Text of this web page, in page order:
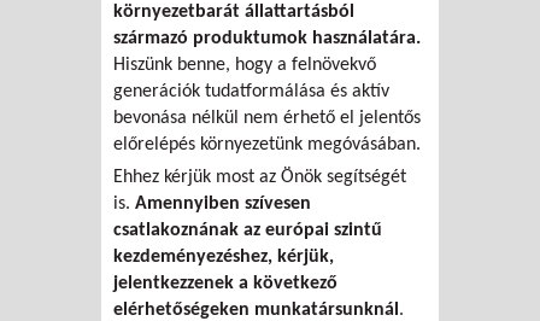
környezetbarát állattartásból
származó produktumok használatára.
Hiszünk benne, hogy a felnövekvő
generációk tudatformálása és aktív
bevonása nélkül nem érhető el jelentős
előrelépés környezetünk megóvásában.
Ehhez kérjük most az Önök segítségét
is. Amennyiben szívesen
csatlakoznának az európai szintű
kezdeményezéshez, kérjük,
jelentkezzenek a következő
elérhetőségeken munkatársunknál .